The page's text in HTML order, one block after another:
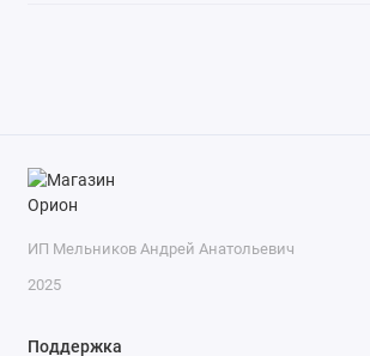
ИП Мельников Андрей Анатольевич
2025
Поддержка